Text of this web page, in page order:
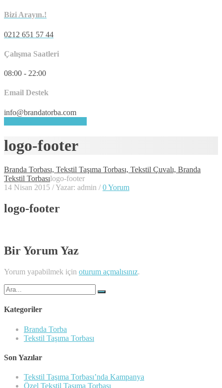
Bizi Arayın.!
0212 651 57 44
Çalışma Saatleri
08:00 - 22:00
Email Destek
info@brandatorba.com
logo-footer
Branda Torbası, Tekstil Taşıma Torbası, Tekstil Çuvalı, Branda
Tekstil Torbasılogo-footer
14 Nisan 2015 /Yazar: admin / 0 Yorum
logo-footer
Bir Yorum Yaz
Yorum yapabilmek için oturum açmalısınız.
Şunu
ara:
Kategoriler
Branda Torba
Tekstil Taşıma Torbası
Son Yazılar
Tekstil Taşıma Torbası’nda Kampanya
Özel Tekstil Taşıma Torbası